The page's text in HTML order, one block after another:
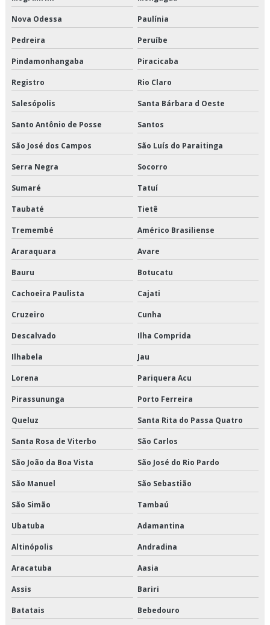
Terceirização de transporte de alimentos perecíveis
Terceirização de transporte de climatizados
Terceirização de transporte de congelados
Terceirização de transporte de refrigerados
Terceirização de transporte fracionado de alimentos perecíveis
Terceirização de transporte produtos congelados
Terceirização de transporte produtos refrigerados
Transportadora de alimentos
Transportadora de alimentos perecíveis
Transportadora de alimentos sp
Transportadora de carga fracionada em sp
Transportadora de carga refrigerada
Transportadora de carga refrigerada sp
Transportadora de cargas fracionadas
Transportadora de produtos alimentícios
Transportadora de produtos congelados
Transportadora fracionado
Transportadora fracionado são paulo
Transportadora fracionado sp
Transporte cross docking
Transporte de alimentos
Transporte de alimentos congelados
Nova Odessa Paulínia
Pedreira Peruíbe
Pindamonhangaba Piracicaba
Registro Rio Claro
Salesópolis Santa Bárbara d Oeste
Santo Antônio de Posse Santos
São José dos Campos São Luís do Paraitinga
Serra Negra Socorro
Sumaré Tatuí
Taubaté Tietê
Tremembé Américo Brasiliense
Araraquara Avare
Bauru Botucatu
Cachoeira Paulista Cajati
Cruzeiro Cunha
Descalvado Ilha Comprida
Ilhabela Jau
Lorena Pariquera Acu
Pirassununga Porto Ferreira
Queluz Santa Rita do Passa Quatro
Santa Rosa de Viterbo São Carlos
São João da Boa Vista São José do Rio Pardo
São Manuel São Sebastião
São Simão Tambaú
Ubatuba Adamantina
Altinópolis Andradina
Aracatuba Aasia
Assis Bariri
Batatais Bebedouro